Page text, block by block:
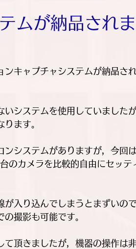
ムが納品され
キャプチャシステムが納品さ
システムを使用していました
ます。
システムがありますが，今回
のカメラを比較的自由にセッテ
が入り込んでしまうとまずいの
撮影も可能です。
頂きましたが，機器の操作は